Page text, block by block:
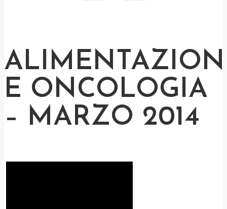
E ONCOLOGIA
– MARZO 2014